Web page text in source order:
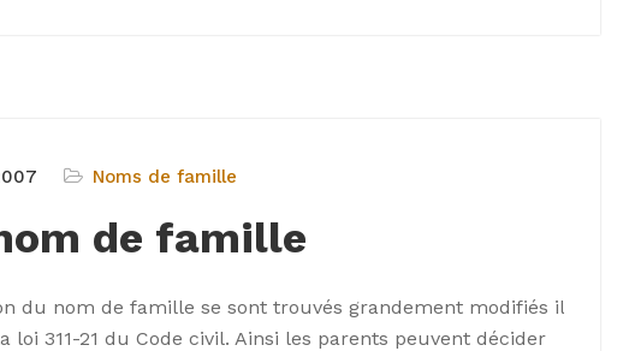
Noms de famille
de famille
du nom de famille se sont trouvés grandement modifiés il
loi 311-21 du Code civil. Ainsi les parents peuvent décider